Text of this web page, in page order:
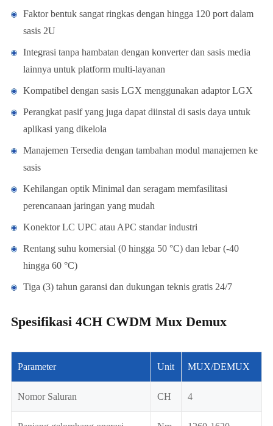
Faktor bentuk sangat ringkas dengan hingga 120 port dalam
sasis 2U
Integrasi tanpa hambatan dengan konverter dan sasis media
lainnya untuk platform multi-layanan
Kompatibel dengan sasis LGX menggunakan adaptor LGX
Perangkat pasif yang juga dapat diinstal di sasis daya untuk
aplikasi yang dikelola
Manajemen Tersedia dengan tambahan modul manajemen ke
sasis
Kehilangan optik Minimal dan seragam memfasilitasi
perencanaan jaringan yang mudah
Konektor LC UPC atau APC standar industri
Rentang suhu komersial (0 hingga 50 °C) dan lebar (-40
hingga 60 °C)
Tiga (3) tahun garansi dan dukungan teknis gratis 24/7
Spesifikasi 4CH CWDM Mux Demux
Parameter Unit MUX/DEMUX
Nomor Saluran CH 4